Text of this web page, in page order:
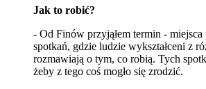
Jak to robić?
- Od Finów przyjąłem termin -
spotkań, gdzie ludzie wykształceni z
rozmawiają o tym, co robią. Tych
żeby z tego coś mogło się zrodzić.